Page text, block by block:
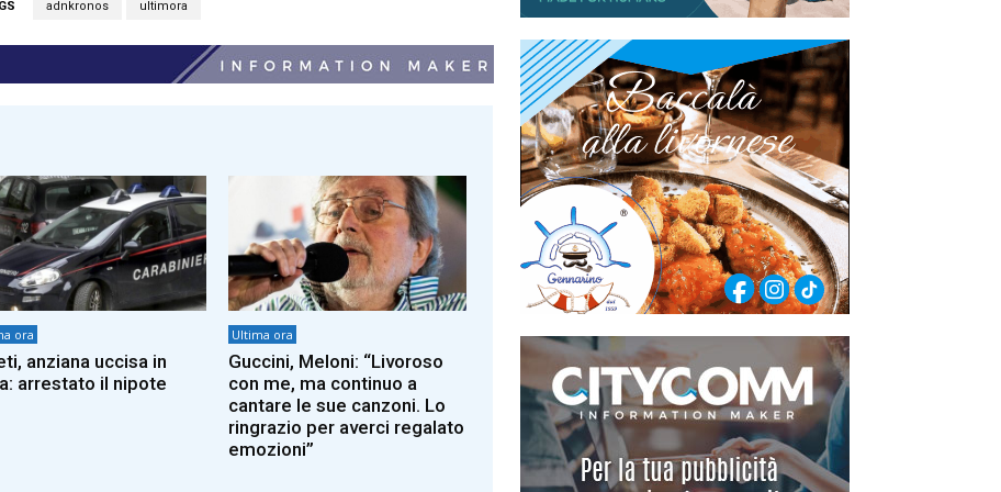
adnkronos ultimora
ora
anziana uccisa in
arrestato il nipote
Ultima ora
Guccini, Meloni: “Livoroso
con me, ma continuo a
cantare le sue canzoni. Lo
ringrazio per averci regalato
emozioni”